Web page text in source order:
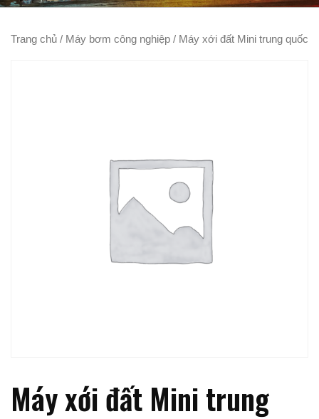
Trang chủ / Máy bơm công nghiệp / Máy xới đất Mini trung quốc
Máy xới đất Mini trung